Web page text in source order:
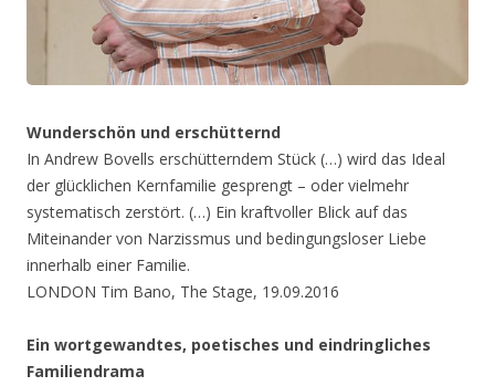
Wunderschön und erschütternd
In Andrew Bovells erschütterndem Stück (…) wird das Ideal
der glücklichen Kernfamilie gesprengt – oder vielmehr
systematisch zerstört. (…) Ein kraftvoller Blick auf das
Miteinander von Narzissmus und bedingungsloser Liebe
innerhalb einer Familie.
LONDON Tim Bano, The Stage, 19.09.2016
Ein wortgewandtes, poetisches und eindringliches
Familiendrama